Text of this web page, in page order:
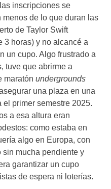
inscripciones se
menos de lo que duran las
de Taylor Swift
3 horas) y no alcancé a
un cupo. Algo frustrado a
tuve que abrirme a
maratón undergrounds
una plaza en una
el primer semestre 2025.
a esa altura eran
como estaba en
algo en Europa, con
sin mucha pendiente y
garantizar un cupo
de espera ni loterías.